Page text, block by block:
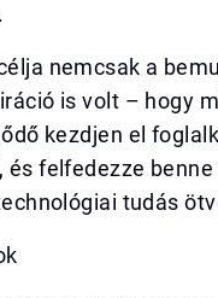
nemcsak a
is volt – hogy
kezdjen el
és felfedezze
tudás